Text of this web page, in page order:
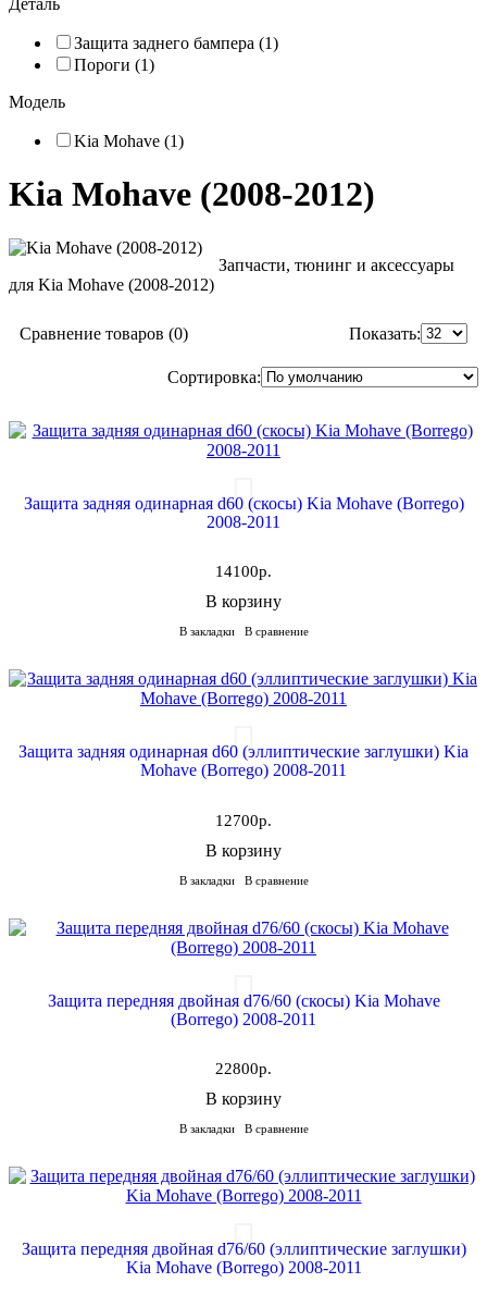
Защита заднего бампера (1)
Пороги (1)
Модель
Kia Mohave (1)
Kia Mohave (2008-2012)
Запчасти, тюнинг и аксессуары
для Kia Mohave (2008-2012)
Сравнение товаров (0) Показать:
Сортировка:
Защита задняя одинарная d60 (скосы) Kia Mohave (Borrego)
2008-2011
14100р.
В корзину
В закладки В сравнение
Защита задняя одинарная d60 (эллиптические заглушки) Kia
Mohave (Borrego) 2008-2011
12700р.
В корзину
В закладки В сравнение
Защита передняя двойная d76/60 (скосы) Kia Mohave
(Borrego) 2008-2011
22800р.
В корзину
В закладки В сравнение
Защита передняя двойная d76/60 (эллиптические заглушки)
Kia Mohave (Borrego) 2008-2011